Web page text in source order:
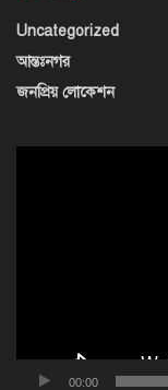
Uncategorized
আন্তঃনগর
জনপ্রিয় লোকেশন
00:00